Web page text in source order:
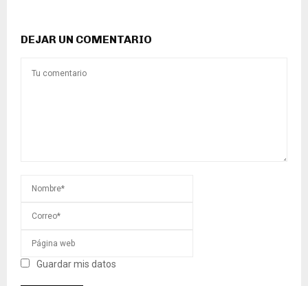
DEJAR UN COMENTARIO
Guardar mis datos